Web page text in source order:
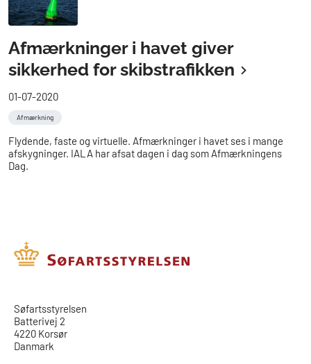
Afmærkninger i havet giver
sikkerhed for skibstrafikken
01-07-2020
Afmærkning
Flydende, faste og virtuelle. Afmærkninger i havet ses i mange
afskygninger. IALA har afsat dagen i dag som Afmærkningens
Dag.
​​Søfartsstyrelsen
Batterivej 2
4220 Korsør
Danmark